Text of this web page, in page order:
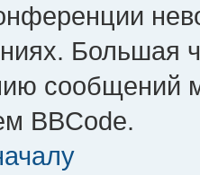
Большая
сообщений
BBCode.